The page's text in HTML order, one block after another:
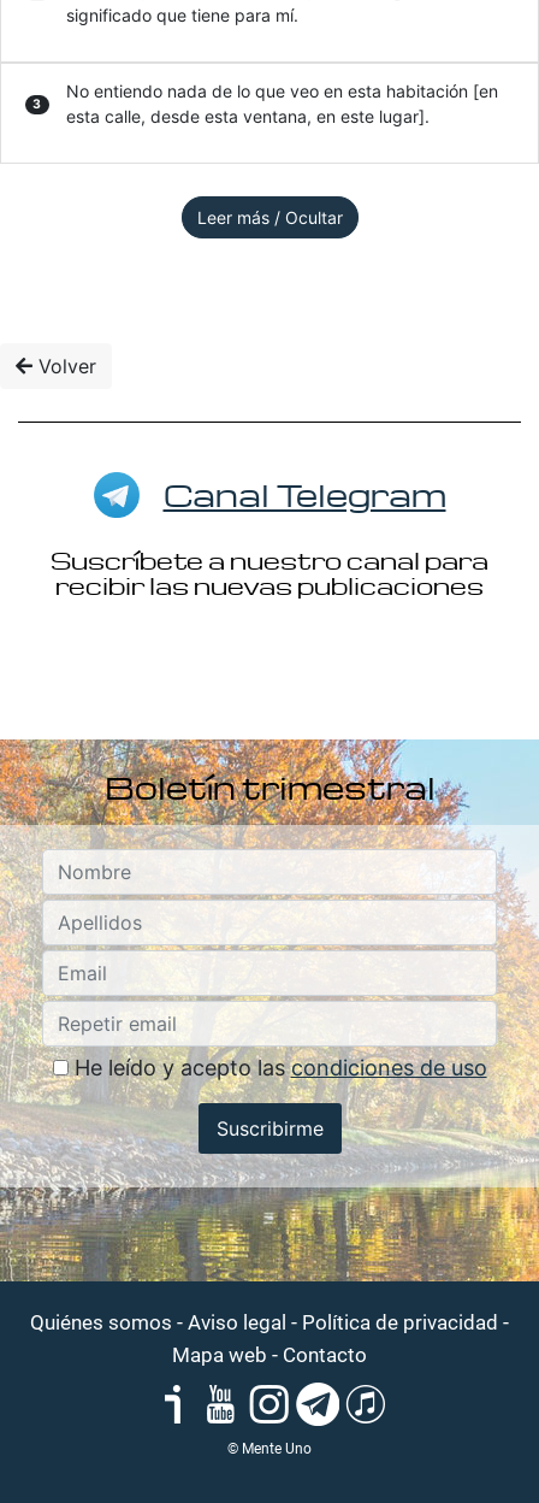
significado que tiene para mí.
3
No entiendo nada de lo que veo en esta habitación [en
esta calle, desde esta ventana, en este lugar].
Leer más / Ocultar
Volver
Canal Telegram
Suscríbete a nuestro canal para
recibir las nuevas publicaciones
Boletín trimestral
He leído y acepto lascondiciones de uso
Suscribirme
Quiénes somos - Aviso legal - Política de privacidad -
Mapa web - Contacto
© Mente Uno